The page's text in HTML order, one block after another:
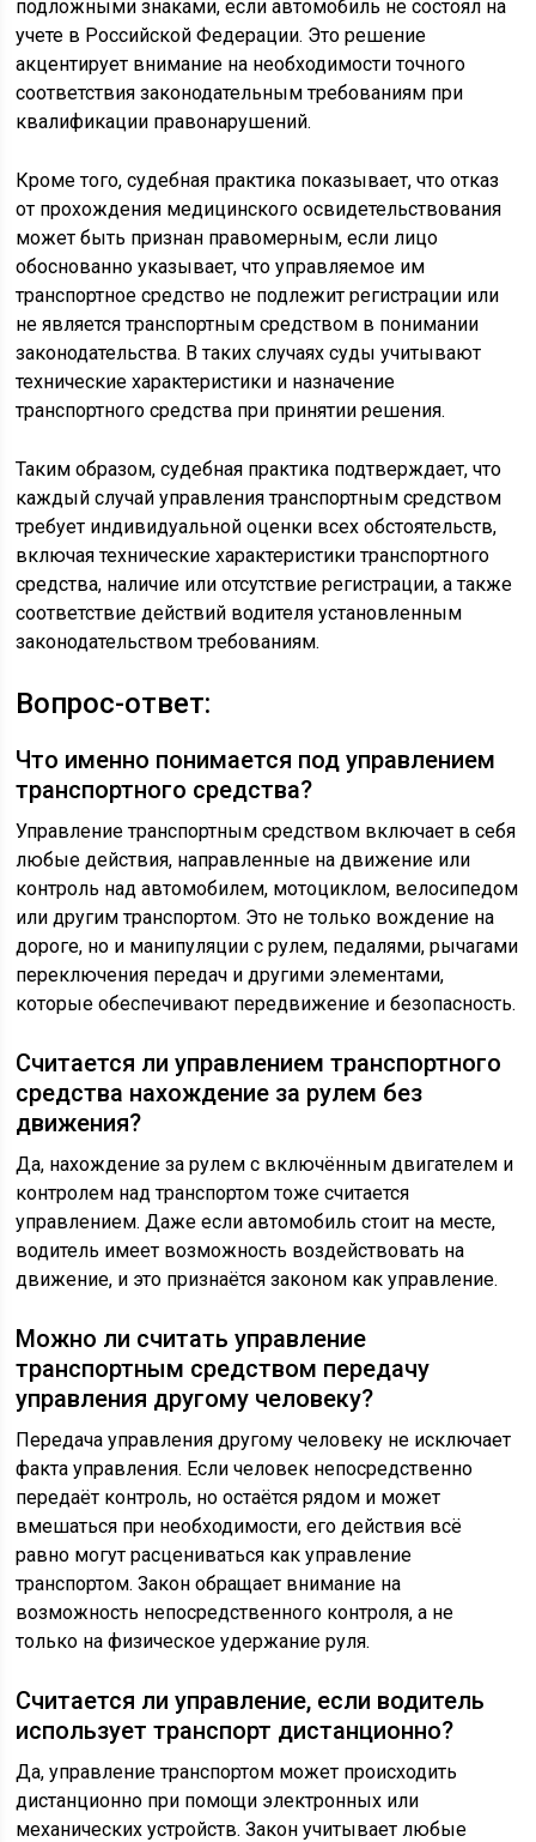
подложными знаками, если автомобиль не состоял на
учете в Российской Федерации. Это решение
акцентирует внимание на необходимости точного
соответствия законодательным требованиям при
квалификации правонарушений.
Кроме того, судебная практика показывает, что отказ
от прохождения медицинского освидетельствования
может быть признан правомерным, если лицо
обоснованно указывает, что управляемое им
транспортное средство не подлежит регистрации или
не является транспортным средством в понимании
законодательства. В таких случаях суды учитывают
технические характеристики и назначение
транспортного средства при принятии решения.
Таким образом, судебная практика подтверждает, что
каждый случай управления транспортным средством
требует индивидуальной оценки всех обстоятельств,
включая технические характеристики транспортного
средства, наличие или отсутствие регистрации, а также
соответствие действий водителя установленным
законодательством требованиям.
Вопрос-ответ:
Что именно понимается под управлением
транспортного средства?
Управление транспортным средством включает в себя
любые действия, направленные на движение или
контроль над автомобилем, мотоциклом, велосипедом
или другим транспортом. Это не только вождение на
дороге, но и манипуляции с рулем, педалями, рычагами
переключения передач и другими элементами,
которые обеспечивают передвижение и безопасность.
Считается ли управлением транспортного
средства нахождение за рулем без
движения?
Да, нахождение за рулем с включённым двигателем и
контролем над транспортом тоже считается
управлением. Даже если автомобиль стоит на месте,
водитель имеет возможность воздействовать на
движение, и это признаётся законом как управление.
Можно ли считать управление
транспортным средством передачу
управления другому человеку?
Передача управления другому человеку не исключает
факта управления. Если человек непосредственно
передаёт контроль, но остаётся рядом и может
вмешаться при необходимости, его действия всё
равно могут расцениваться как управление
транспортом. Закон обращает внимание на
возможность непосредственного контроля, а не
только на физическое удержание руля.
Считается ли управление, если водитель
использует транспорт дистанционно?
Да, управление транспортом может происходить
дистанционно при помощи электронных или
механических устройств. Закон учитывает любые